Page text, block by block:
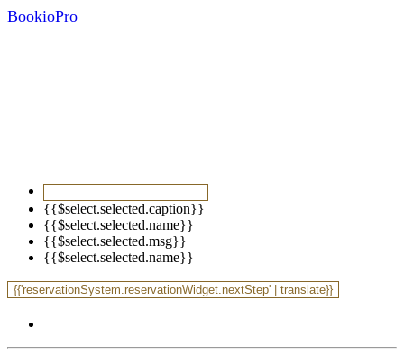
BookioPro
{{$select.selected.caption}}
{{$select.selected.name}}
{{$select.selected.msg}}
{{$select.selected.name}}